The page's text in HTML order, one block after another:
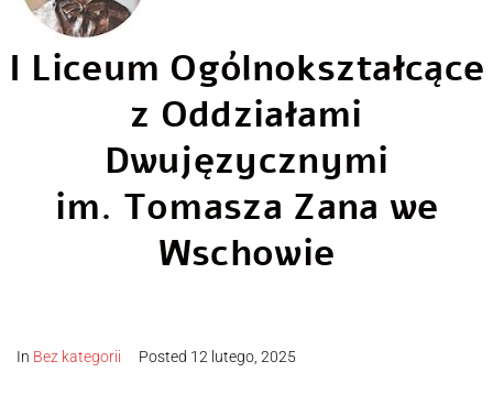
I Liceum Ogólnokształcące
z Oddziałami
Dwujęzycznymi
im. Tomasza Zana we
Wschowie
In Bez kategorii Posted 12 lutego, 2025